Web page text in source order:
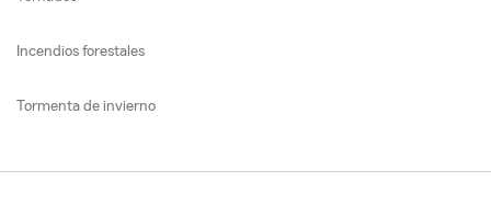
Incendios forestales
Tormenta de invierno